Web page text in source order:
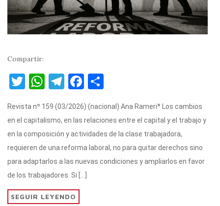
Compartir:
T
it
te
r
W
at
s
A
p
p
T
e
gr
a
m
F
c
e
b
o
o
m
p
ar
ti
Revista nº 159 (03/2026) (nacional) Ana Rameri* Los cambios
en el capitalismo, en las relaciones entre el capital y el trabajo y
en la composición y actividades de la clase trabajadora,
requieren de una reforma laboral, no para quitar derechos sino
para adaptarlos a las nuevas condiciones y ampliarlos en favor
de los trabajadores. Si […]
SEGUIR LEYENDO